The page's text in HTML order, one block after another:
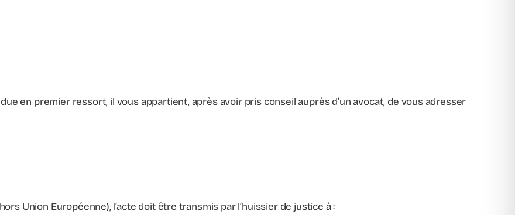
en premier ressort, il vous appartient, après avoir pris conseil auprès d’un avocat, de vous adresser
Union Européenne), l’acte doit être transmis par l’huissier de justice à :